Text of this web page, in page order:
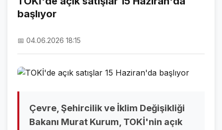
NAMAZ VAKİTLERİ
KRİPTO PARALAR
NÖBETÇİ ECZANELER
SON DAKİKA
başlıyor
📅 04.06.2026 18:15
Çevre, Şehircilik ve İklim Değişikliği
Bakanı Murat Kurum, TOKİ'nin açık